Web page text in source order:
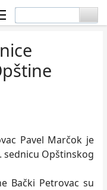
Pavel Marčok je
sednicu Opštinskog
Bački Petrovac su